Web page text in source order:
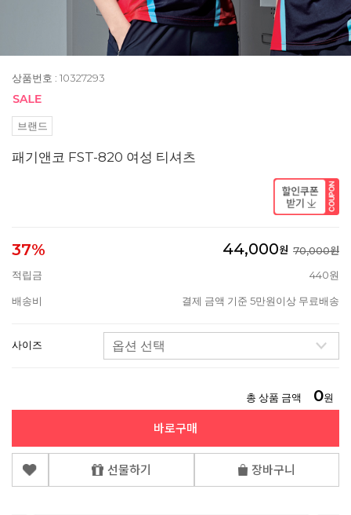
상품번호 : 10327293
브랜드
패기앤코 FST-820 여성 티셔츠
37% 44,000원 70,000원
적립금
440원
배송비 결제 금액 기준 5만원이상 무료배송
사이즈
총 상품 금액 0원
바로구매
선물하기 장바구니